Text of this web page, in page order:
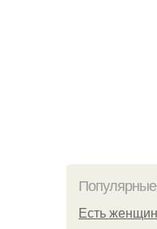
Есть